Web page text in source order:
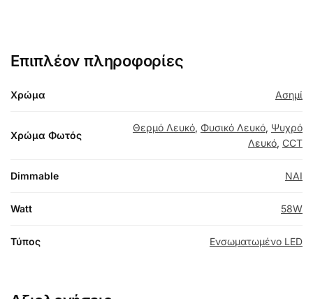
Επιπλέον πληροφορίες
Χρώμα Ασημί
Χρώμα Φωτός
Θερμό Λευκό, Φυσικό Λευκό, Ψυχρό
Λευκό, CCT
Dimmable NAI
Watt 58W
Τύπος Ενσωματωμένο LED